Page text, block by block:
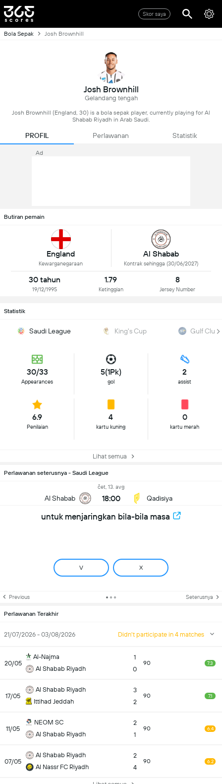
Skor saya
Bola Sepak Josh Brownhill
Josh Brownhill
Gelandang tengah
Josh Brownhill (England, 30) is a bola sepak player, currently playing for Al
Shabab Riyadh in Arab Saudi.
PROFIL Perlawanan Statistik
Ad
Butiran pemain
England
Kewarganegaraan
Al Shabab
Kontrak sehingga (30/06/2027)
30 tahun
19/12/1995
1.79
Ketinggian
8
Jersey Number
Statistik
Saudi League King's Cup Gulf Club
30/33
Appearances
5(1Pk)
gol
2
assist
6.9
Penilaian
4
kartu kuning
0
kartu merah
Lihat semua
Perlawanan seterusnya - Saudi League
Al Shabab
čet, 13. avg
18:00 Qadisiya
untuk menjaringkan bila-bila masa
V X
Previous Seterusnya
Perlawanan Terakhir
21/07/2026 - 03/08/2026 Didn't participate in 4 matches
20/05
Al-Najma
Al Shabab Riyadh
1
0
90 7.3
17/05
Al Shabab Riyadh
Ittihad Jeddah
3
2
90 7.1
11/05
NEOM SC
Al Shabab Riyadh
2
1
90 6.4
07/05
Al Shabab Riyadh
Al Nassr FC Riyadh
2
4
90 6.2